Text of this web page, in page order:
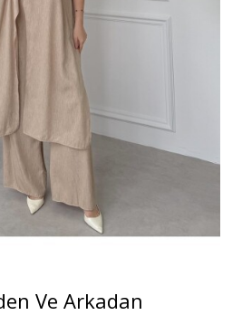
Ve Arkadan